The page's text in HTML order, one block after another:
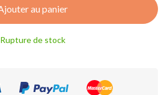
au panier
Rupture de stock